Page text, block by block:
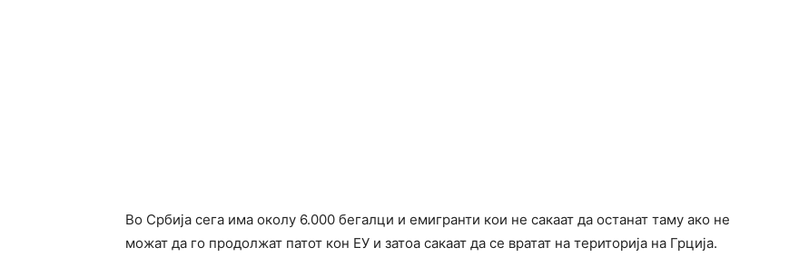
Во Србија сега има околу 6.000 бегалци и емигранти кои не сакаат да останат таму ако не
можат да го продолжат патот кон ЕУ и затоа сакаат да се вратат на територија на Грција.